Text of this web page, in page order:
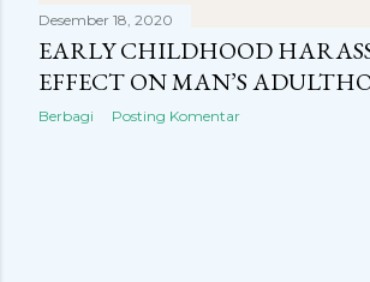
Desember 18, 2020
EARLY CHILDHOOD
EFFECT ON MAN’S
Berbagi Posting Komentar